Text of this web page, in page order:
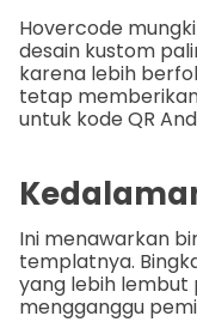
Hovercode
desain kustom
karena lebih
tetap
untuk kode QR
Ini menawarkan
templatnya.
yang lebih lembut
mengganggu